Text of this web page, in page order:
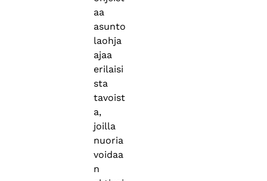
aa
asunto
laohja
ajaa
erilaisi
sta
tavoist
a,
joilla
nuoria
voidaa
n